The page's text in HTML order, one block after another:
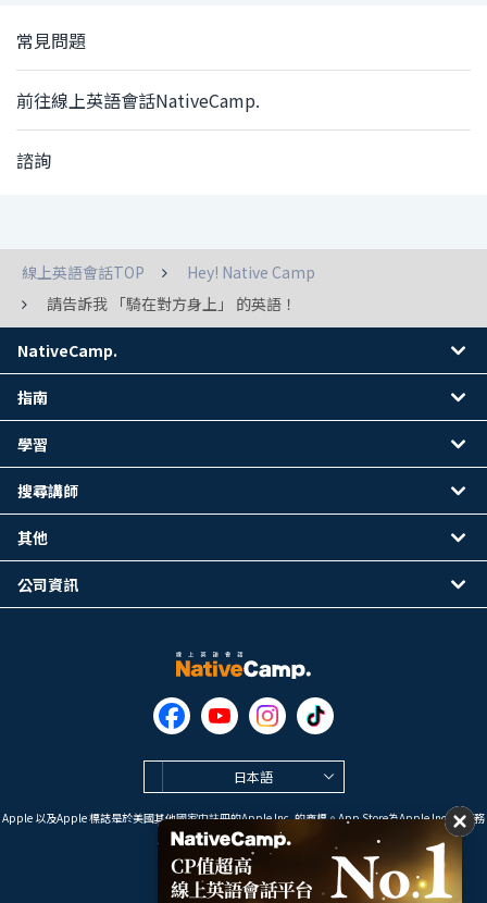
常見問題
前往線上英語會話NativeCamp.
諮詢
線上英語會話TOP
Hey! Native Camp
請告訴我 「騎在對方身上」 的英語！
日本語
Apple 以及Apple 標誌是於美國其他國家中註冊的Apple Inc. 的商標。App Store為Apple Inc. 的服務
標誌。
Google Play是 Google LLC 的商標。
Copyright © 2026 線上英語會話
NativeCamp.
指南
學習
搜尋講師
其他
公司資訊